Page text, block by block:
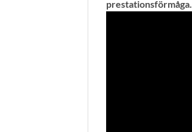
prestationsförmåga.